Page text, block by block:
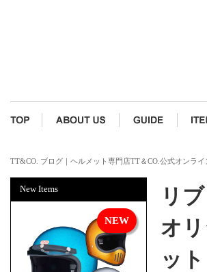
TT&CO. ブログ｜ヘルメット専門店TT＆CO.公式オンライ
New Items
リ
オ
ット